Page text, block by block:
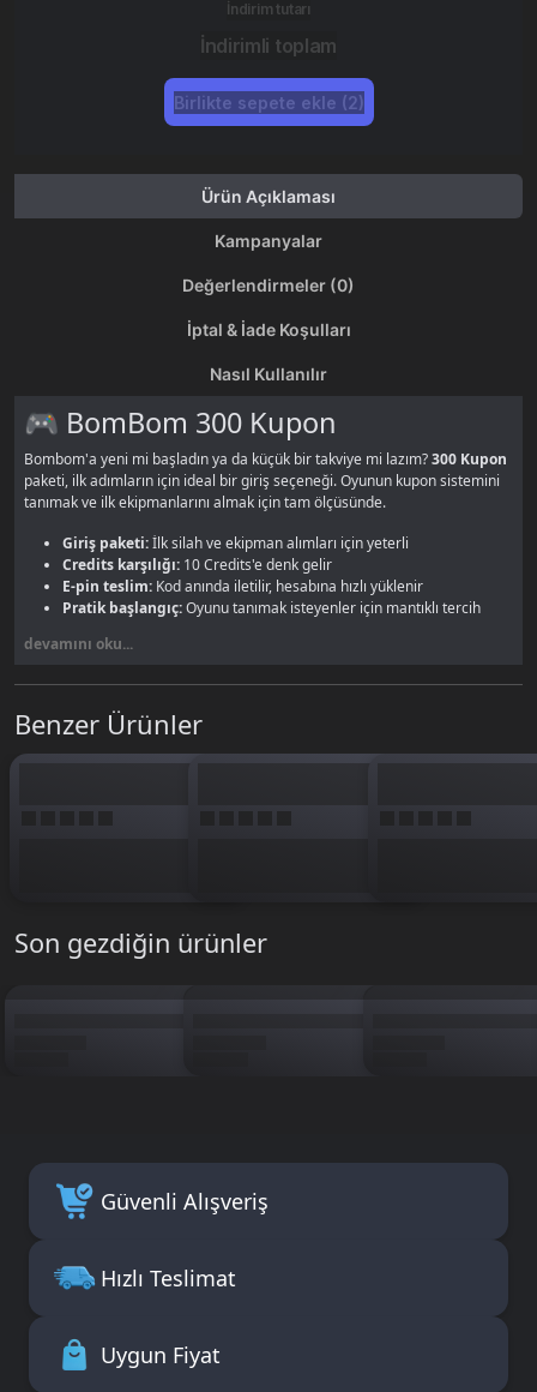
İndirim tutarı
İndirimli toplam
Birlikte sepete ekle (2)
Ürün Açıklaması
Kampanyalar
Değerlendirmeler (0)
İptal & İade Koşulları
Nasıl Kullanılır
🎮 BomBom 300 Kupon
Bombom'a yeni mi başladın ya da küçük bir takviye mi lazım?300 Kupon
paketi, ilk adımların için ideal bir giriş seçeneği. Oyunun kupon sistemini
tanımak ve ilk ekipmanlarını almak için tam ölçüsünde.
Giriş paketi:İlk silah ve ekipman alımları için yeterli
Credits karşılığı: 10 Credits'e denk gelir
E-pin teslim: Kod anında iletilir, hesabına hızlı yüklenir
Pratik başlangıç:Oyunu tanımak isteyenler için mantıklı tercih
300 Kupon, Bombom dünyasına ilk adımı atmak isteyenler için pratik bir
görmek için ideal. Daha büyük ihtiyaçların içinBombom Kupon
kategorisindeki diğer paketlere göz at. BTKGame güvencesiyle hemen
sepete ekle.
devamını oku...
Benzer Ürünler
Son gezdiğin ürünler
Güvenli Alışveriş
Hızlı Teslimat
Uygun Fiyat